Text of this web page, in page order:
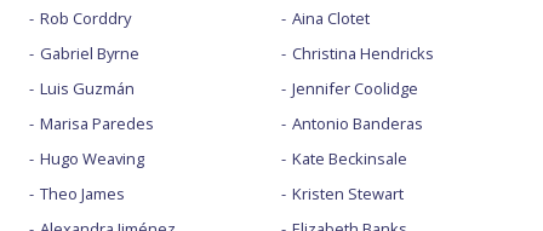
Rob Corddry
Gabriel Byrne
Luis Guzmán
Marisa Paredes
Hugo Weaving
Theo James
Aina Clotet
Christina Hendricks
Jennifer Coolidge
Antonio Banderas
Kate Beckinsale
Kristen Stewart